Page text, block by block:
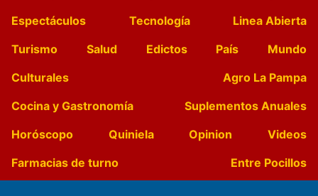
Espectáculos
Tecnología
Linea Abierta
Turismo
Salud Edictos País
Mundo
Culturales
Agro La Pampa
Cocina y Gastronomía
Suplementos Anuales
Horóscopo
Quiniela Opinion
Videos
Farmacias de turno
Entre Pocillos